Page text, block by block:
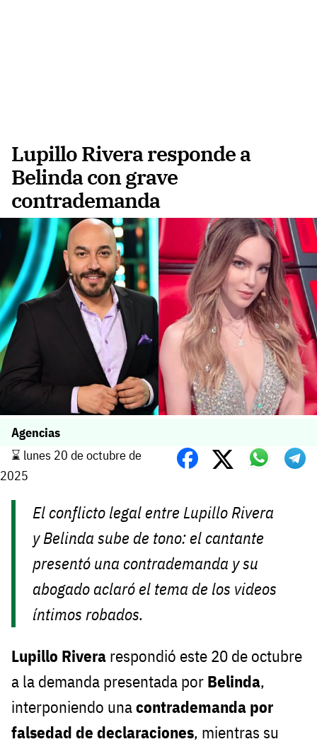
Lupillo Rivera responde a
Belinda con grave
contrademanda
Agencias
⌛️ lunes 20 de octubre de
2025
El conflicto legal entre Lupillo Rivera
y Belinda sube de tono: el cantante
presentó una contrademanda y su
abogado aclaró el tema de los videos
íntimos robados.
Lupillo Rivera respondió este 20 de octubre
a la demanda presentada por Belinda,
interponiendo unacontrademanda por
falsedad de declaraciones, mientras su